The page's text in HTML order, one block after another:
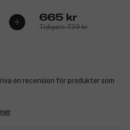
665 kr
Tidigare 739 kr
en recension för produkter som